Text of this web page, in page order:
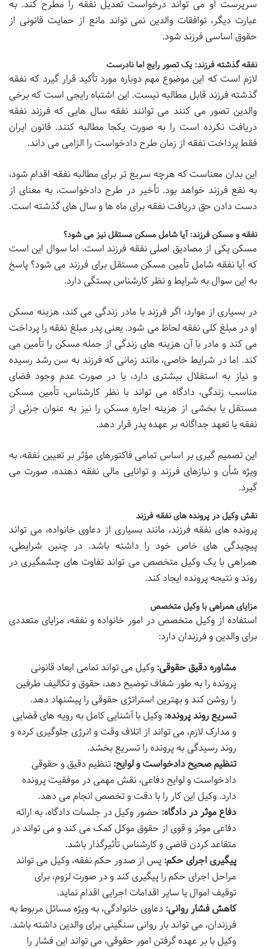
سرپرست او می تواند درخواست تعدیل نفقه را مطرح کند. به
عبارت دیگر، توافقات والدین نمی تواند مانع از حمایت قانونی از
حقوق اساسی فرزند شود.
نفقه گذشته فرزند: یک تصور رایج اما نادرست
لازم است که این موضوع مهم دوباره مورد تأکید قرار گیرد که نفقه
گذشته فرزند قابل مطالبه نیست. این اشتباه رایجی است که برخی
والدین تصور می کنند می توانند نفقه سال هایی که فرزند نفقه
دریافت نکرده است را به صورت یکجا مطالبه کنند. قانون ایران
فقط پرداخت نفقه از زمان طرح دادخواست را الزامی می داند.
این بدان معناست که هرچه سریع تر برای مطالبه نفقه اقدام شود،
به نفع فرزند خواهد بود. تأخیر در طرح دادخواست، به معنای از
دست دادن حق دریافت نفقه برای ماه ها و سال های گذشته است.
نفقه و مسکن فرزند: آیا شامل مسکن مستقل نیز می شود؟
مسکن یکی از مصادیق اصلی نفقه فرزند است. اما سوال این است
که آیا نفقه شامل تأمین مسکن مستقل برای فرزند می شود؟ پاسخ
به این سوال به شرایط و نظر کارشناس بستگی دارد.
در بسیاری از موارد، اگر فرزند با مادر زندگی می کند، هزینه مسکن
او در مبلغ کلی نفقه لحاظ می شود. یعنی پدر مبلغ نفقه را پرداخت
می کند و مادر با آن هزینه های زندگی از جمله مسکن را تأمین می
کند. اما در شرایط خاصی، مانند زمانی که فرزند به سن رشد رسیده
و نیاز به استقلال بیشتری دارد، یا در صورت عدم وجود فضای
مناسب زندگی، دادگاه می تواند با نظر کارشناس، تأمین مسکن
مستقل یا بخشی از هزینه اجاره مسکن را نیز به عنوان جزئی از
نفقه یا تعهد جداگانه بر عهده پدر قرار دهد.
این تصمیم گیری بر اساس تمامی فاکتورهای مؤثر بر تعیین نفقه، به
ویژه شأن و نیازهای فرزند و توانایی مالی نفقه دهنده، صورت می
گیرد.
نقش وکیل در پرونده های نفقه فرزند
پرونده های نفقه فرزند، مانند بسیاری از دعاوی خانواده، می تواند
پیچیدگی های خاص خود را داشته باشد. در چنین شرایطی،
همراهی با یک وکیل متخصص می تواند تفاوت های چشمگیری در
روند و نتیجه پرونده ایجاد کند.
مزایای همراهی با وکیل متخصص
استفاده از وکیل متخصص در امور خانواده و نفقه، مزایای متعددی
برای والدین و فرزندان دارد:
مشاوره دقیق حقوقی: وکیل می تواند تمامی ابعاد قانونی
پرونده را به طور شفاف توضیح دهد، حقوق و تکالیف طرفین
را روشن کند و بهترین استراتژی حقوقی را پیشنهاد دهد.
تسریع روند پرونده: وکیل با آشنایی کامل به رویه های قضایی
و مدارک لازم، می تواند از اتلاف وقت و انرژی جلوگیری کرده و
روند رسیدگی به پرونده را تسریع بخشد.
تنظیم صحیح دادخواست و لوایح: تنظیم دقیق و حقوقی
دادخواست و لوایح دفاعی، نقش مهمی در موفقیت پرونده
دارد. وکیل این کار را با دقت و تخصص انجام می دهد.
دفاع موثر در دادگاه: حضور وکیل در جلسات دادگاه، به ارائه
دفاعی موثر و قوی از حقوق موکل کمک می کند و می تواند در
متقاعد کردن قاضی و کارشناس تأثیرگذار باشد.
پیگیری اجرای حکم: پس از صدور حکم نفقه، وکیل می تواند
مراحل اجرای حکم را پیگیری کند و در صورت لزوم، برای
توقیف اموال یا سایر اقدامات اجرایی اقدام نماید.
کاهش فشار روانی: دعاوی خانوادگی، به ویژه مسائل مربوط به
فرزندان، می تواند بار روانی سنگینی برای والدین داشته باشد.
وکیل با بر عهده گرفتن امور حقوقی، می تواند این فشار را